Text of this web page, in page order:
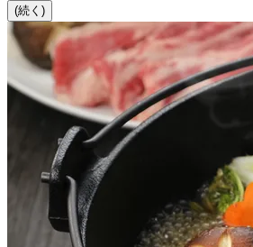
(続く)